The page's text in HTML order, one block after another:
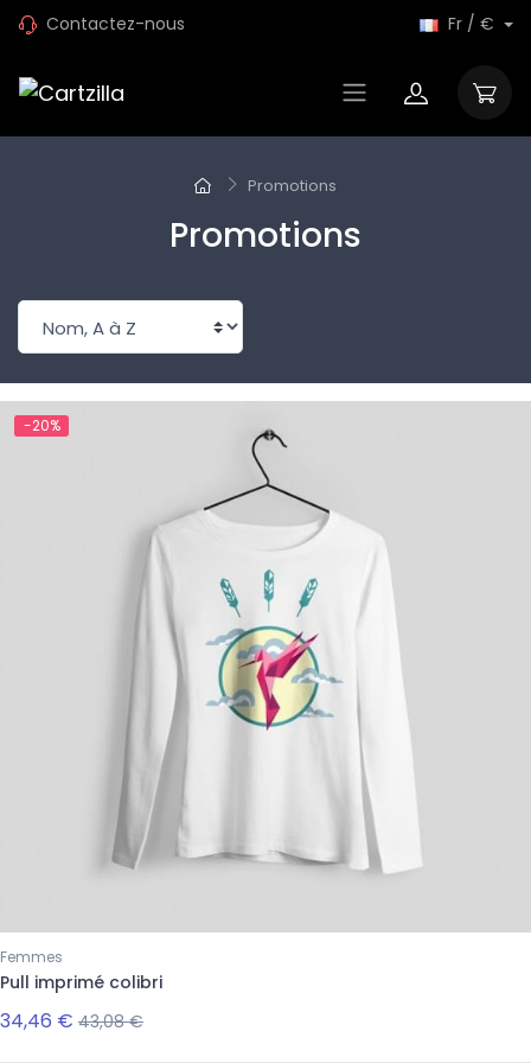
Contactez-nous Fr / €
Promotions
Promotions
-20%
Femmes
Pull imprimé colibri
34,46 € 43,08 €